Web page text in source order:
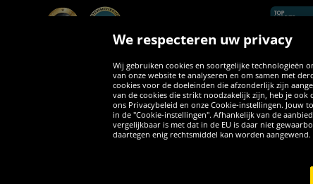
We respecteren uw privacy
Wij gebruiken cookies en soortgelijke technologieën
van onze website te analyseren en om samen met
cookies voor de doeleinden die afzonderlijk zijn
van de cookies die strikt noodzakelijk zijn, heb je
ons Privacybeleid en onze Cookie-instellingen.
in de "Cookie-instellingen". Afhankelijk van de
vergelijkbaar is met dat in de EU is daar niet
daartegen enig rechtsmiddel kan worden aangewend.